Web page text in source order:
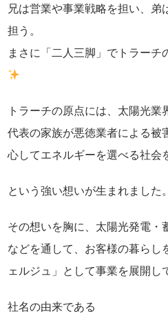
兄は営業や事業戦略を担い、弟
担う。
まさに「二人三脚」でトラーチ
トラーチの原点には、太陽光業
代表の家族が悪徳業者による被
心してエネルギーを選べる社会
という強い想いが生まれました。
その想いを胸に、太陽光発電・
などを通して、お客様の暮らし
ェルジュ」として事業を展開し
社名の由来である